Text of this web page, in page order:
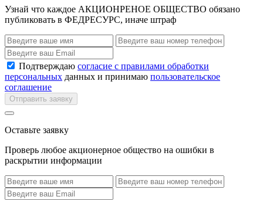
Узнай что каждое АКЦИОНРЕНОЕ ОБЩЕСТВО обязано
публиковать в ФЕДРЕСУРС, иначе штраф
Подтверждаю согласие с правилами обработки
персональных данных и принимаю пользовательское
соглашение
Отправить заявку
Оставьте заявку
Проверь любое акционерное общество на ошибки в
раскрытии информации